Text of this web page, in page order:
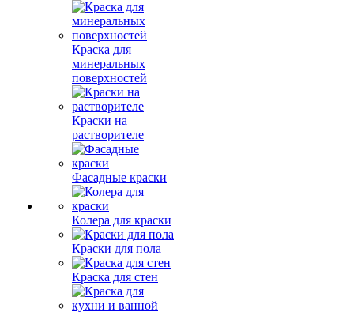
Краска для
минеральных
поверхностей
Краски на
растворителе
Фасадные краски
Колера для краски
Краски для пола
Краска для стен